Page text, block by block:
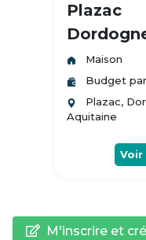
Plazac
Maison
Budget
Plazac,
Aquitaine
Voir
M'inscrire et